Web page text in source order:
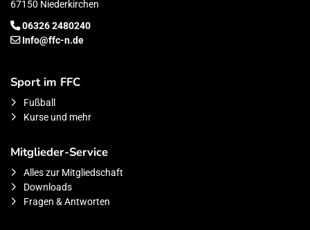
67150 Niederkirchen
06326 2480240
Info@ffc-n.de
Sport im FFC
Fußball
Kurse und mehr
Mitglieder-Service
Alles zur Mitgliedschaft
Downloads
Fragen & Antworten